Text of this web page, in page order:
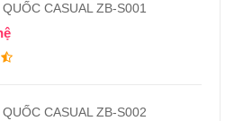
CASUAL ZB-S001
CASUAL ZB-S002